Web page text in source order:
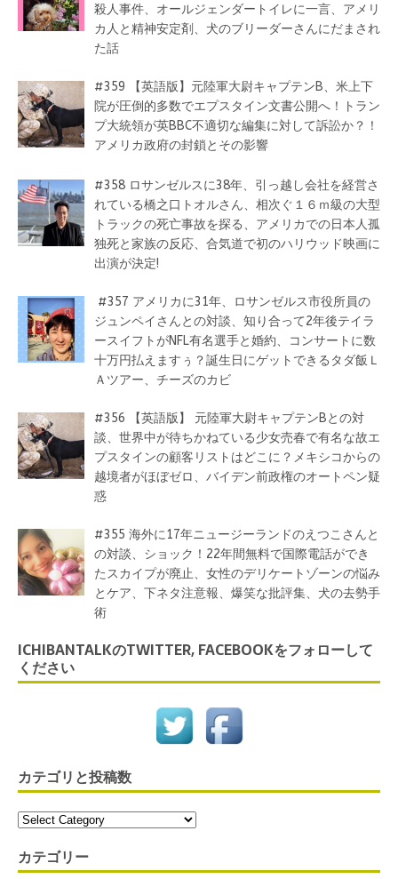
殺人事件、オールジェンダートイレに一言、アメリ
カ人と精神安定剤、犬のブリーダーさんにだまされ
た話
#359 【英語版】元陸軍大尉キャプテンB、米上下
院が圧倒的多数でエプスタイン文書公開へ！トラン
プ大統領が英BBC不適切な編集に対して訴訟か？！
アメリカ政府の封鎖とその影響
#358 ロサンゼルスに38年、引っ越し会社を経営さ
れている橋之口トオルさん、相次ぐ１６ｍ級の大型
トラックの死亡事故を探る、アメリカでの日本人孤
独死と家族の反応、合気道で初のハリウッド映画に
出演が決定!
#357 アメリカに31年、ロサンゼルス市役所員の
ジュンペイさんとの対談、知り合って2年後テイラ
ースイフトがNFL有名選手と婚約、コンサートに数
十万円払えますぅ？誕生日にゲットできるタダ飯Ｌ
Ａツアー、チーズのカビ
#356 【英語版】 元陸軍大尉キャプテンBとの対
談、世界中が待ちかねている少女売春で有名な故エ
プスタインの顧客リストはどこに？メキシコからの
越境者がほぼゼロ、バイデン前政権のオートペン疑
惑
#355 海外に17年ニュージーランドのえつこさんと
の対談、ショック！22年間無料で国際電話ができ
たスカイプが廃止、女性のデリケートゾーンの悩み
とケア、下ネタ注意報、爆笑な批評集、犬の去勢手
術
ICHIBANTALKのTWITTER, FACEBOOKをフォローして
ください
カテゴリと投稿数
カテゴリー